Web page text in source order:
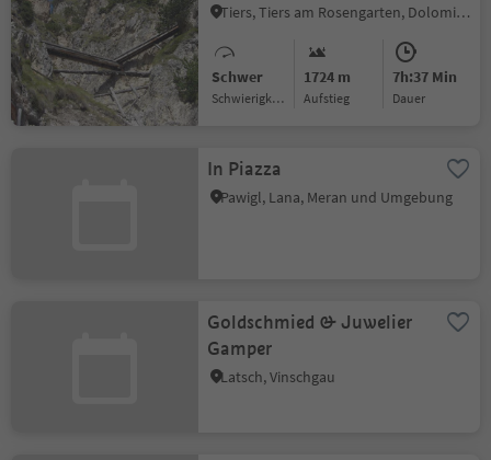
Tiers, Tiers am Rosengarten, Dolomitenregion Seiser Alm
Schwer
Schwierigkeitsgrad
1724 m
Aufstieg
7h:37 Min
Dauer
In Piazza
Pawigl, Lana, Meran und Umgebung
Goldschmied & Juwelier
Gamper
Latsch, Vinschgau